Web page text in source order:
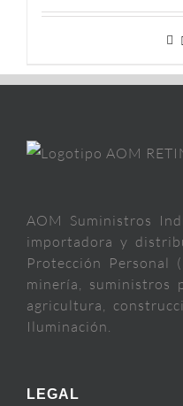
AOM Suministros
importadora y
Protección Personal
minería, suministros
agricultura,
Iluminación.
LEGAL